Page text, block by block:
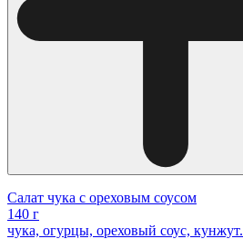
Салат чука с ореховым соусом
140 г
чука, огурцы, ореховый соус, кунжут.